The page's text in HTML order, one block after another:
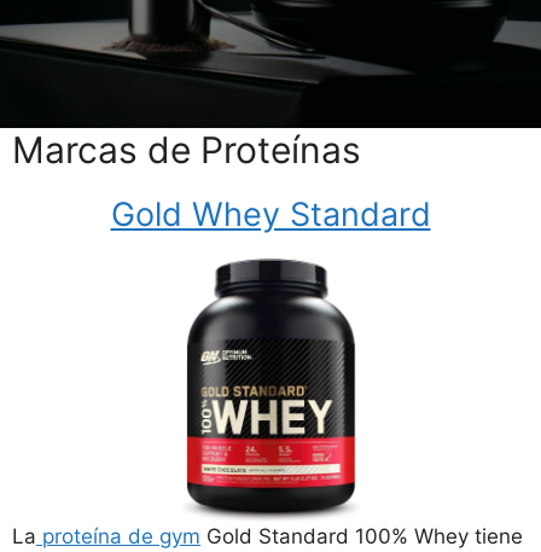
Marcas de Proteínas
Gold Whey Standard
La proteína de gym Gold Standard 100% Whey tiene